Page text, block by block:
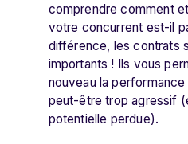
comprendre comment
votre concurrent est-il
différence, les contrats
importants ! Ils vous
nouveau la
peut-être trop agressif
potentielle perdue).